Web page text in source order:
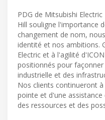
PDG de Mitsubishi
Hill souligne l'importance
changement de nom,
identité et nos ambitions.
Electric et à l'agilité
positionnés pour
industrielle et des
Nos clients continueront
pointe et d'une
des ressources et des